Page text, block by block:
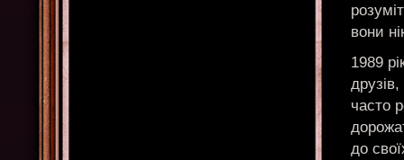
вони
1989
часто
до